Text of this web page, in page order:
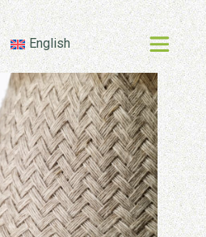
English